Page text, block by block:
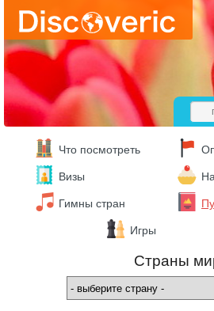
Что посмотреть
Визы
Гимны стран
Игры
Страны